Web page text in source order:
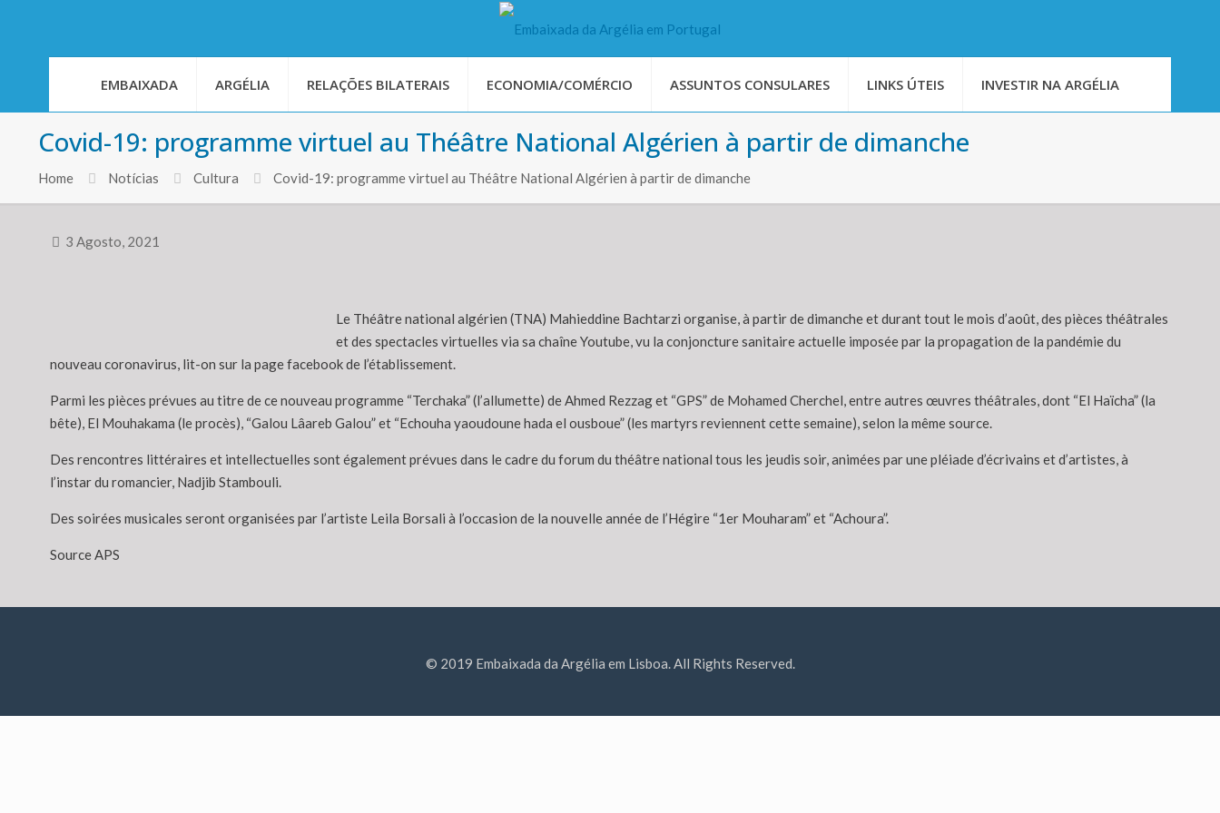
EMBAIXADA ARGÉLIA RELAÇÕES BILATERAIS ECONOMIA/COMÉRCIO ASSUNTOS CONSULARES LINKS ÚTEIS INVESTIR NA ARGÉLIA
Covid-19: programme virtuel au Théâtre National Algérien à partir de dimanche
Home Notícias Cultura Covid-19: programme virtuel au Théâtre National Algérien à partir de dimanche
3 Agosto, 2021
Le Théâtre national algérien (TNA) Mahieddine Bachtarzi organise, à partir de dimanche et durant tout le mois d’août, des pièces théâtrales
et des spectacles virtuelles via sa chaîne Youtube, vu la conjoncture sanitaire actuelle imposée par la propagation de la pandémie du
nouveau coronavirus, lit-on sur la page facebook de l’établissement.
Parmi les pièces prévues au titre de ce nouveau programme “Terchaka” (l’allumette) de Ahmed Rezzag et “GPS” de Mohamed Cherchel, entre autres œuvres théâtrales, dont “El Haïcha” (la
bête), El Mouhakama (le procès), “Galou Lâareb Galou” et “Echouha yaoudoune hada el ousboue” (les martyrs reviennent cette semaine), selon la même source.
Des rencontres littéraires et intellectuelles sont également prévues dans le cadre du forum du théâtre national tous les jeudis soir, animées par une pléiade d’écrivains et d’artistes, à
l’instar du romancier, Nadjib Stambouli.
Des soirées musicales seront organisées par l’artiste Leila Borsali à l’occasion de la nouvelle année de l’Hégire “1er Mouharam” et “Achoura”.
Source APS
© 2019 Embaixada da Argélia em Lisboa. All Rights Reserved.